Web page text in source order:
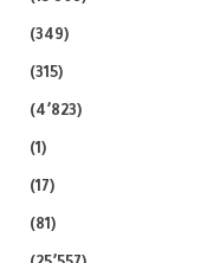
(349)
(315)
(4٬823)
(1)
(17)
(81)